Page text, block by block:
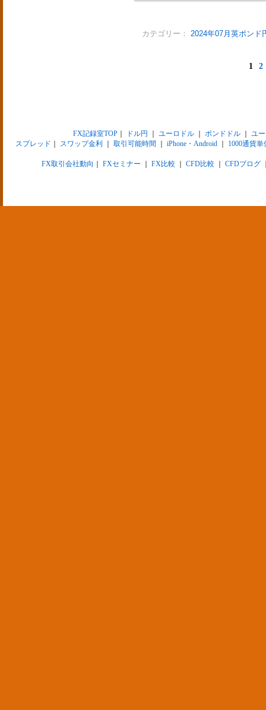
カテゴリー： 2024年07月英ポンド
1 2
FX記録室TOP｜ ドル円 ユーロドル｜ ポンドドル｜ ユ
スプレッド
スワップ金利 取引可能時間 iPhone・Android 1000通貨単
FX取引会社動向 FXセミナー FX比較 CFD比較 CFDブログ